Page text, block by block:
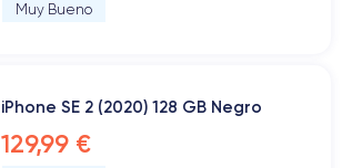
Muy Bueno
iPhone SE 2 (2020) 128 GB Negro
129,99 €